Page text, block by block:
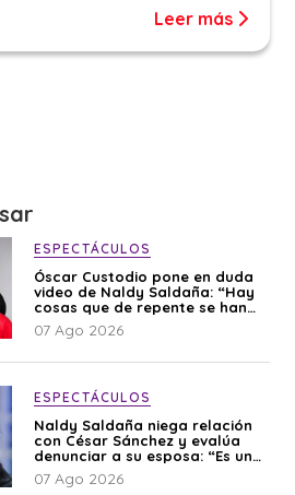
Leer más
ESPECTÁCULOS
Óscar Custodio pone en duda
video de Naldy Saldaña: “Hay
cosas que de repente se han
editado”
07 Ago 2026
ESPECTÁCULOS
Naldy Saldaña niega relación
con César Sánchez y evalúa
denunciar a su esposa: “Es una
difamación”
07 Ago 2026